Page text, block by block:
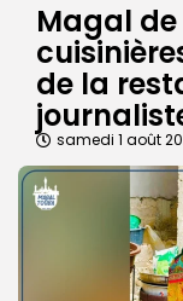
Magal de
de la
samedi 1 août